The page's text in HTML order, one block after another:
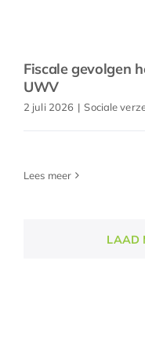
Fiscale gevolgen
UWV
2 juli 2026 | Sociale
Lees meer
LAAD